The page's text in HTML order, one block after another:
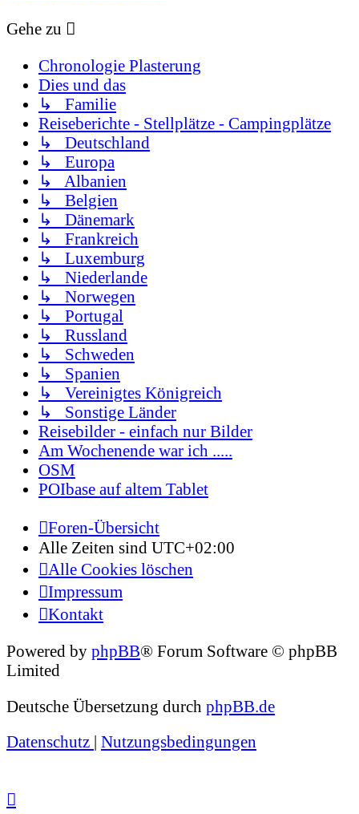
Gehe zu
Chronologie Plasterung
Dies und das
↳ Familie
Reiseberichte - Stellplätze - Campingplätze
↳ Deutschland
↳ Europa
↳ Albanien
↳ Belgien
↳ Dänemark
↳ Frankreich
↳ Luxemburg
↳ Niederlande
↳ Norwegen
↳ Portugal
↳ Russland
↳ Schweden
↳ Spanien
↳ Vereinigtes Königreich
↳ Sonstige Länder
Reisebilder - einfach nur Bilder
Am Wochenende war ich .....
OSM
POIbase auf altem Tablet
Foren-Übersicht
Alle Zeiten sind UTC+02:00
Alle Cookies löschen
Impressum
Kontakt
Powered by phpBB® Forum Software © phpBB
Limited
Deutsche Übersetzung durch phpBB.de
Datenschutz | Nutzungsbedingungen